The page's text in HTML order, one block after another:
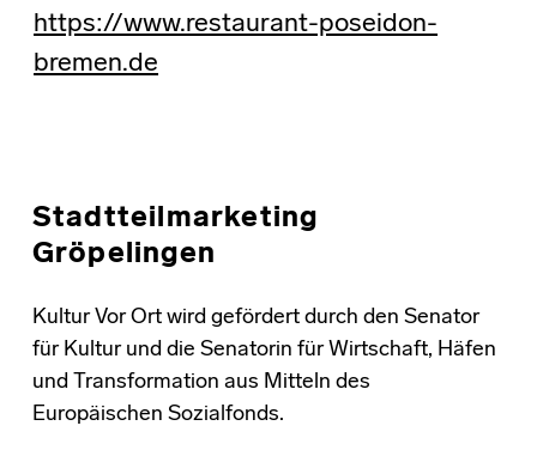
https://www.restaurant-poseidon-
bremen.de
Stadtteilmarketing
Gröpelingen
Kultur Vor Ort wird gefördert durch den Senator
für Kultur und die Senatorin für Wirtschaft, Häfen
und Transformation aus Mitteln des
Europäischen Sozialfonds.